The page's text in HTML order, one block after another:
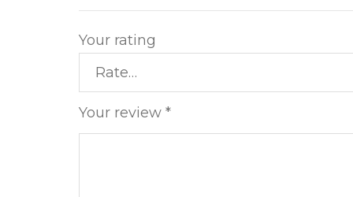
Your rating
Your review *